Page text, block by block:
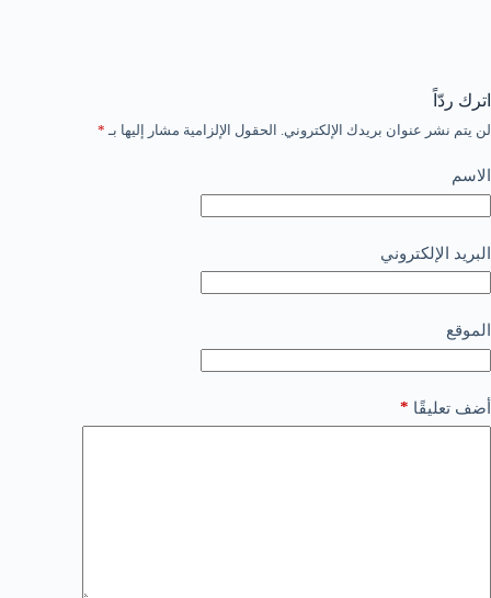
اترك ردّاً
لن يتم نشر عنوان بريدك الإلكتروني. الحقول الإلزامية مشار إليها بـ *
الاسم
البريد الإلكتروني
الموقع
أضف تعليقًا *